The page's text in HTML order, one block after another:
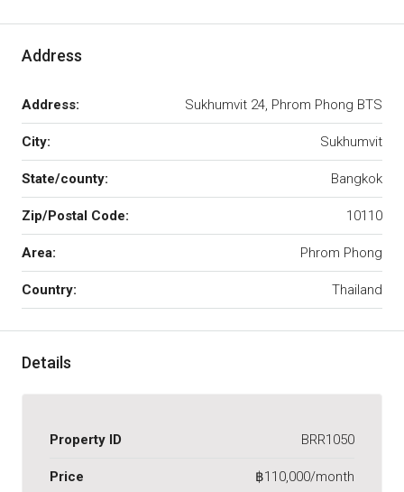
Address
Address: Sukhumvit 24, Phrom Phong BTS
City: Sukhumvit
State/county: Bangkok
Zip/Postal Code: 10110
Area: Phrom Phong
Country: Thailand
Details
Property ID BRR1050
Price ฿110,000/month